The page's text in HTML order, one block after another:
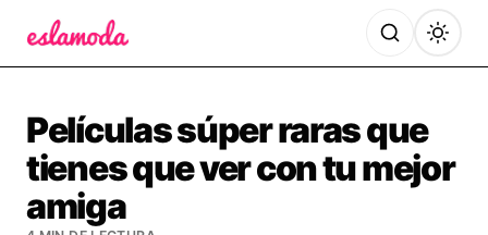
Películas súper raras que
tienes que ver con tu mejor
amiga